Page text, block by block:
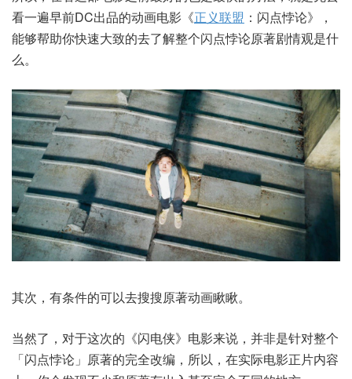
看一遍早前DC出品的动画电影《正义联盟 ：闪点悖论》，
能够帮助你快速大致的去了解整个闪点悖论原著剧情观是什
么。
其次，有条件的可以去搜搜原著动画瞅瞅。
当然了，对于这次的《闪电侠》电影来说，并非是针对整个
「闪点悖论」原著的完全改编，所以，在实际电影正片内容